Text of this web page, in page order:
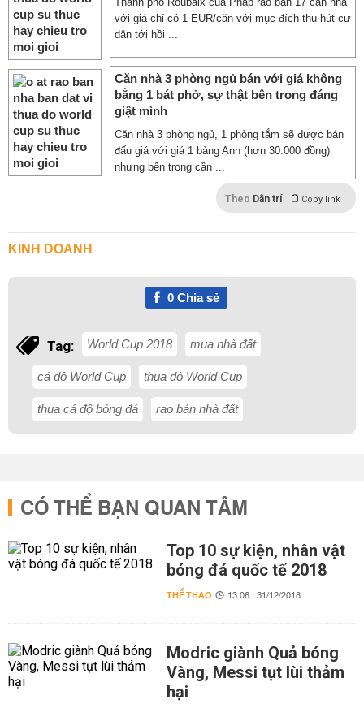
với giá chỉ có 1 EUR/căn với mục đích thu hút cư
dân tới hồi ...
Căn nhà 3 phòng ngủ bán với giá không
bằng 1 bát phở, sự thật bên trong đáng
giật mình
Căn nhà 3 phòng ngủ, 1 phòng tắm sẽ được bán
đấu giá với giá 1 bảng Anh (hơn 30.000 đồng)
nhưng bên trong cần ...
Theo Dân trí Copy link
KINH DOANH
0Chia sẻ
Tag: World Cup 2018 mua nhà đất
cá độ World Cup thua độ World Cup
thua cá độ bóng đá rao bán nhà đất
CÓ THỂ BẠN QUAN TÂM
Top 10 sự kiện, nhân vật
bóng đá quốc tế 2018
THỂ THAO 13:06 | 31/12/2018
Modric giành Quả bóng
Vàng, Messi tụt lùi thảm
hại